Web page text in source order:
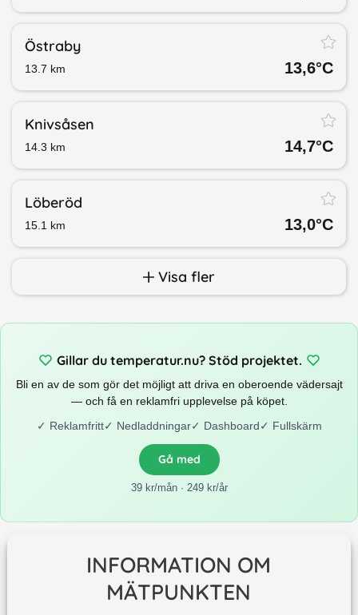
Östraby
13.7 km 13,6°C
Knivsåsen
14.3 km 14,7°C
Löberöd
15.1 km 13,0°C
Visa fler
Gillar du temperatur.nu? Stöd projektet.
Bli en av de som gör det möjligt att driva en oberoende vädersajt
— och få en reklamfri upplevelse på köpet.
✓ Reklamfritt✓ Nedladdningar✓ Dashboard✓ Fullskärm
Gå med
39 kr/mån · 249 kr/år
INFORMATION OM
MÄTPUNKTEN